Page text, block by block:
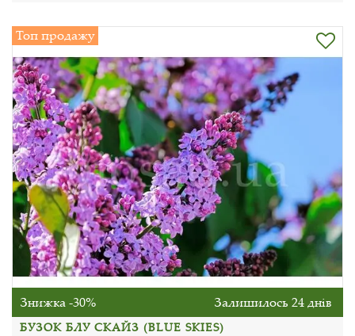
Топ продажу
Знижка -30% Залишилось 24 днів
БУЗОК БЛУ СКАЙЗ (BLUE SKIES)